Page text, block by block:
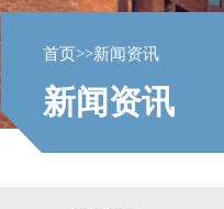
首页>>新闻资讯
新闻资讯